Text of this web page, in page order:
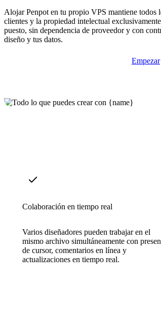
Alojar Penpot en tu propio VPS mantiene todos
clientes y la propiedad intelectual
puesto, sin dependencia de proveedor y con
diseño y tus datos.
Empezar
Colaboración en tiempo real
Varios diseñadores pueden trabajar en el
mismo archivo simultáneamente con
de cursor, comentarios en línea y
actualizaciones en tiempo real.